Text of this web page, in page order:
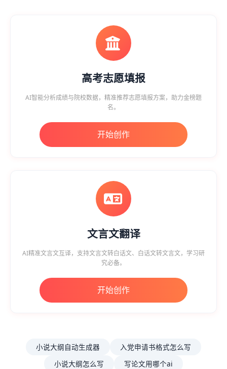
高考志愿填报
AI智能分析成绩与院校数据，精准推荐志愿填报方案，助力金榜题
名。
开始创作
文言文翻译
AI精准文言文互译，支持文言文转白话文、白话文转文言文，学习研
究必备。
开始创作
小说大纲自动生成器
入党申请书格式怎么写
小说大纲怎么写
写论文用哪个ai